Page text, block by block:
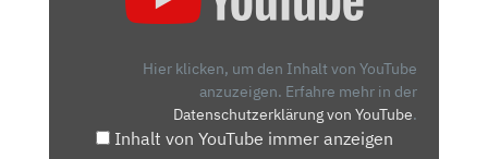
Hier klicken, um den Inhalt von YouTube
anzuzeigen. Erfahre mehr in der
Datenschutzerklärung von YouTube.
Inhalt von YouTube immer anzeigen